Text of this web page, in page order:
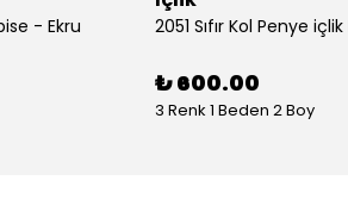
- Ekru 2051 Sıfır Kol Penye
₺ 600.00
3 Renk 1 Beden 2 Boy